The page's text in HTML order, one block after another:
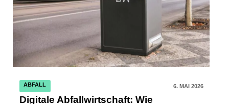
ABFALL 6. MAI 2026
Digitale Abfallwirtschaft: Wie